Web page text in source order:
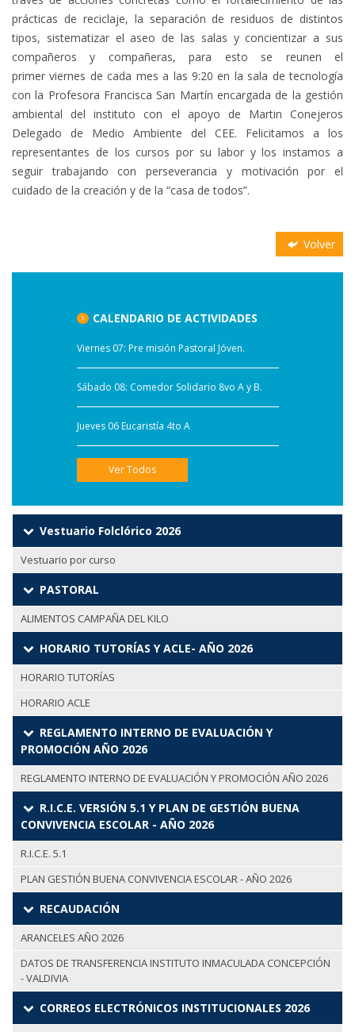
prácticas de reciclaje, la separación de residuos de distintos
tipos, sistematizar el aseo de las salas y concientizar a sus
compañeros y compañeras, para esto se reunen el
primer viernes de cada mes a las 9:20 en la sala de tecnología
con la Profesora Francisca San Martín encargada de la gestión
ambiental del instituto con el apoyo de Martin Conejeros
Delegado de Medio Ambiente del CEE. Felicitamos a los
representantes de los cursos por su labor y los instamos a
seguir trabajando con perseverancia y motivación por el
cuidado de la creación y de la “casa de todos”.
Volver
CALENDARIO DE ACTIVIDADES
Viernes 07: Pre misión Pastoral Jóven.
Sábado 08: Comedor Solidario 8vo A y B.
Jueves 06 Eucaristía 4to A
Ver Todos
Vestuario Folclórico 2026
Vestuario por curso
PASTORAL
ALIMENTOS CAMPAÑA DEL KILO
HORARIO TUTORÍAS Y ACLE- AÑO 2026
HORARIO TUTORÍAS
HORARIO ACLE
REGLAMENTO INTERNO DE EVALUACIÓN Y
PROMOCIÓN AÑO 2026
REGLAMENTO INTERNO DE EVALUACIÓN Y PROMOCIÓN AÑO 2026
R.I.C.E. VERSIÓN 5.1 Y PLAN DE GESTIÓN BUENA
CONVIVENCIA ESCOLAR - AÑO 2026
R.I.C.E. 5.1
PLAN GESTIÓN BUENA CONVIVENCIA ESCOLAR - AÑO 2026
RECAUDACIÓN
ARANCELES AÑO 2026
DATOS DE TRANSFERENCIA INSTITUTO INMACULADA CONCEPCIÓN
- VALDIVIA
CORREOS ELECTRÓNICOS INSTITUCIONALES 2026